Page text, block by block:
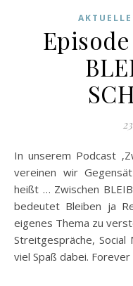
In unserem Podcast ‚Zwischen DEFEKT und EXZELLENZ‘
vereinen wir
heißt … Zwischen
bedeutet Bleiben ja
eigenes Thema zu
Streitgespräche, Social
viel Spaß dabei. Forever